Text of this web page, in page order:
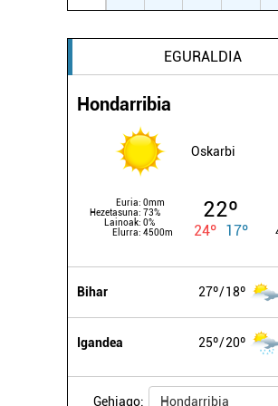
EGURALDIA
Hondarribia
Oskarbi
Euria: 0mm
Hezetasuna: 73%
Lainoak: 0%
Elurra: 4500m
22º
24º 17º
Bihar 27º 18º
Igandea 25º 20º
Gehiago: Hondarribia